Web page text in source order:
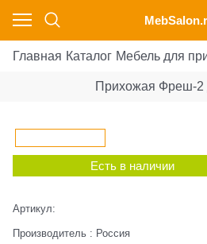
Главная Каталог Мебель для
Прихожая Фреш-2
Есть в наличии
Артикул:
Производитель : Россия